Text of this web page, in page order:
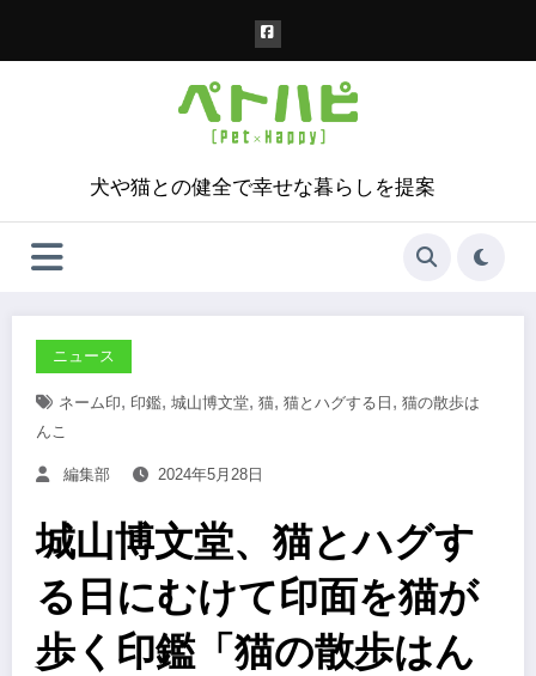
犬や猫との健全で幸せな暮らしを提案
ニュース
ネーム印, 印鑑, 城山博文堂, 猫, 猫とハグする日 , 猫の散歩は
んこ
編集部 2024年5月28日
城山博文堂、猫とハグす
る日にむけて印面を猫が
歩く印鑑「猫の散歩はん